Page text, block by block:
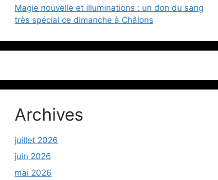
Magie nouvelle et illuminations : un don du sang
très spécial ce dimanche à Châlons
Archives
juillet 2026
juin 2026
mai 2026